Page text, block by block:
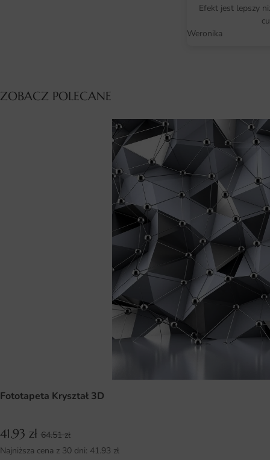
Efekt jest lepszy
Weronika
ZOBACZ POLECANE
Fototapeta Kryształ 3D
41.93 zł 64.51zł
Najniższa cena z 30 dni: 41.93 zł